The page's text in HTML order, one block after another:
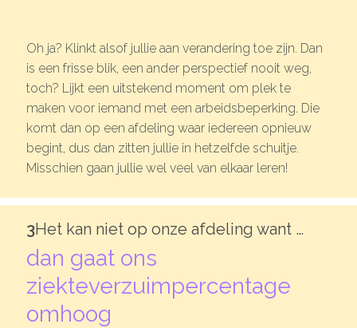
Over ons
Deelnemers & allianties
Updates & nieuws
Contact
Cookiebeleid (EU)
Oh ja? Klinkt alsof jullie aan verandering toe zijn. Dan
is een frisse blik, een ander perspectief nooit weg,
toch? Lijkt een uitstekend moment om plek te
maken voor iemand met een arbeidsbeperking. Die
komt dan op een afdeling waar iedereen opnieuw
begint, dus dan zitten jullie in hetzelfde schuitje.
Misschien gaan jullie wel veel van elkaar leren!
3Het kan niet op onze afdeling want …
dan gaat ons
ziekteverzuimpercentage
omhoog